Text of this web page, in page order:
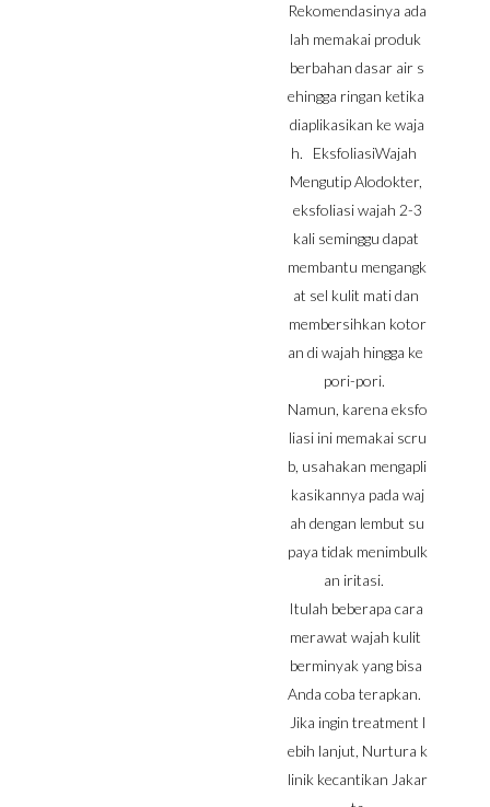
Rekomendasinya ada
lah memakai produk
berbahan dasar air s
ehingga ringan ketika
diaplikasikan ke waja
h. EksfoliasiWajah
Mengutip Alodokter,
eksfoliasi wajah 2-3
kali seminggu dapat
membantu mengangk
at sel kulit mati dan
membersihkan kotor
an di wajah hingga ke
pori-pori.
Namun, karena eksfo
liasi ini memakai scru
b, usahakan mengapli
kasikannya pada waj
ah dengan lembut su
paya tidak menimbulk
an iritasi.
Itulah beberapa cara
merawat wajah kulit
berminyak yang bisa
Anda coba terapkan.
Jika ingin treatment l
ebih lanjut, Nurtura k
linik kecantikan Jakar